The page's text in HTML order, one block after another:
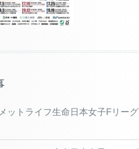
ットライフ生命日本女子Fリーグ